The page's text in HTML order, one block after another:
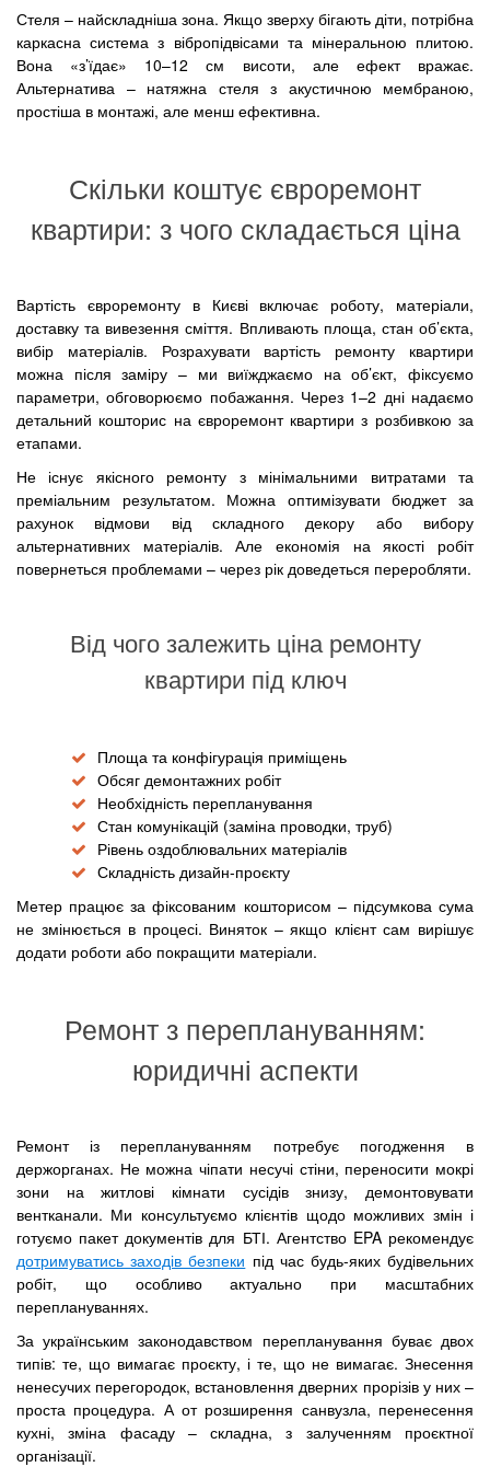
Стеля – найскладніша зона. Якщо зверху бігають діти, потрібна
каркасна система з вібропідвісами та мінеральною плитою.
Вона «з’їдає» 10–12 см висоти, але ефект вражає.
Альтернатива – натяжна стеля з акустичною мембраною,
простіша в монтажі, але менш ефективна.
Скільки коштує євроремонт
квартири: з чого складається ціна
Вартість євроремонту в Києві включає роботу, матеріали,
доставку та вивезення сміття. Впливають площа, стан об’єкта,
вибір матеріалів. Розрахувати вартість ремонту квартири
можна після заміру – ми виїжджаємо на об’єкт, фіксуємо
параметри, обговорюємо побажання. Через 1–2 дні надаємо
детальний кошторис на євроремонт квартири з розбивкою за
етапами.
Не існує якісного ремонту з мінімальними витратами та
преміальним результатом. Можна оптимізувати бюджет за
рахунок відмови від складного декору або вибору
альтернативних матеріалів. Але економія на якості робіт
повернеться проблемами – через рік доведеться переробляти.
Від чого залежить ціна ремонту
квартири під ключ
Площа та конфігурація приміщень
Обсяг демонтажних робіт
Необхідність перепланування
Стан комунікацій (заміна проводки, труб)
Рівень оздоблювальних матеріалів
Складність дизайн-проєкту
Метер працює за фіксованим кошторисом – підсумкова сума
не змінюється в процесі. Виняток – якщо клієнт сам вирішує
додати роботи або покращити матеріали.
Ремонт з переплануванням:
юридичні аспекти
Ремонт із переплануванням потребує погодження в
держорганах. Не можна чіпати несучі стіни, переносити мокрі
зони на житлові кімнати сусідів знизу, демонтовувати
вентканали. Ми консультуємо клієнтів щодо можливих змін і
готуємо пакет документів для БТІ. Агентство EPA рекомендує
дотримуватись заходів безпеки під час будь-яких будівельних
робіт, що особливо актуально при масштабних
переплануваннях.
За українським законодавством перепланування буває двох
типів: те, що вимагає проєкту, і те, що не вимагає. Знесення
ненесучих перегородок, встановлення дверних прорізів у них –
проста процедура. А от розширення санвузла, перенесення
кухні, зміна фасаду – складна, з залученням проєктної
організації.